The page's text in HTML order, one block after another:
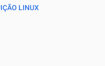
LINUX